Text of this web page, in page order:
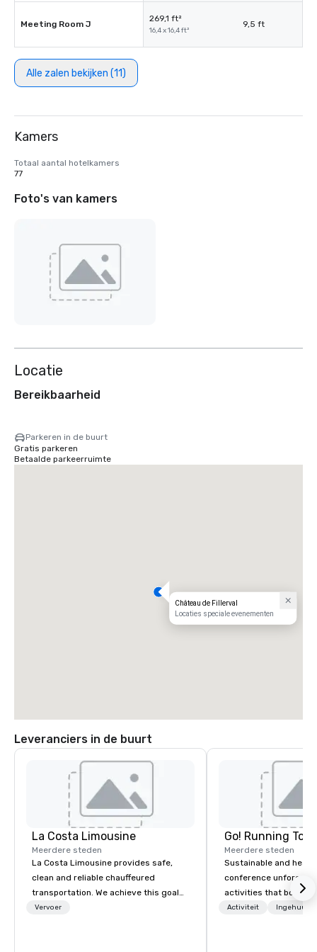
Meeting Room J
269,1 ft²
16,4 x 16,4 ft²
9,5 ft
Alle zalen bekijken (11)
Kamers
Totaal aantal hotelkamers
77
Foto's van kamers
Locatie
Bereikbaarheid
Parkeren in de buurt
Gratis parkeren
Betaalde parkeerruimte
Château de Fillerval
Locaties speciale evenementen
Leveranciers in de buurt
La Costa Limousine
Meerdere steden
La Costa Limousine provides safe,
clean and reliable chauffeured
transportation. We achieve this goal
with highly trained chauffeurs, the
Vervoer
Go! Running
Meerdere steden
Sustainable and
conference
activities that boost
lower carbon
Activiteit